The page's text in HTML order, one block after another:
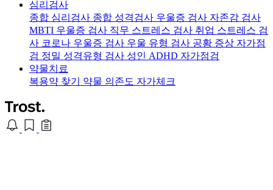
심리검사
종합 심리검사 종합 성격검사 우울증 검사 자존감 검사
MBTI 우울증 검사 직무 스트레스 검사 취업 스트레스 검
사 코로나 우울증 검사 우울 유형 검사 공황 증상 자가점
검 정밀 성격유형 검사 성인 ADHD 자가점검
약물치료
복용약 찾기 약물 의존도 자가체크